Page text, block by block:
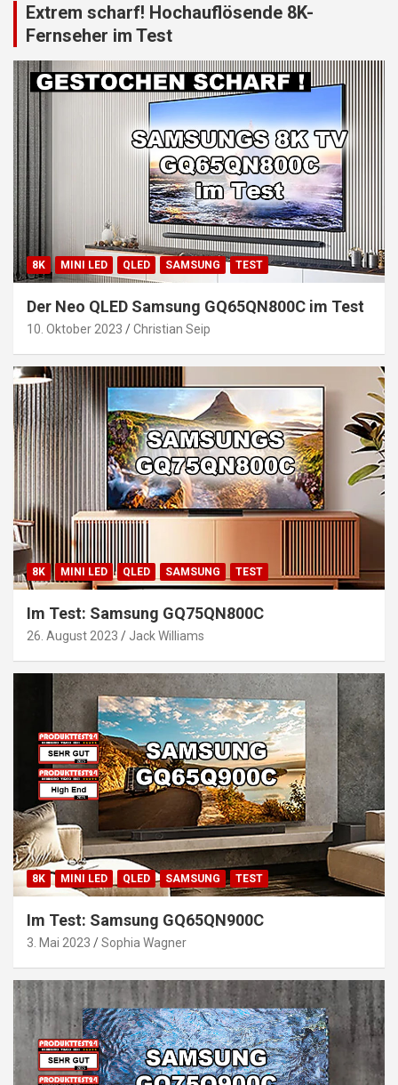
Extrem scharf! Hochauflösende 8K-
Fernseher im Test
8K MINI LED QLED SAMSUNG TEST
Der Neo QLED Samsung GQ65QN800C im Test
10. Oktober 2023 Christian Seip
8K MINI LED QLED SAMSUNG TEST
Im Test: Samsung GQ75QN800C
26. August 2023 Jack Williams
8K MINI LED QLED SAMSUNG TEST
Im Test: Samsung GQ65QN900C
3. Mai 2023 Sophia Wagner